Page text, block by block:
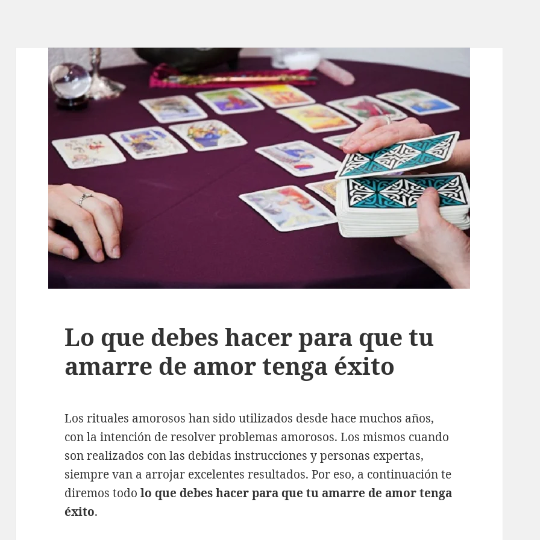
Lo que debes hacer para que tu
amarre de amor tenga éxito
Los rituales amorosos han sido utilizados desde hace muchos años,
con la intención de resolver problemas amorosos. Los mismos cuando
son realizados con las debidas instrucciones y personas expertas,
siempre van a arrojar excelentes resultados. Por eso, a continuación te
diremos todolo que debes hacer para que tu amarre de amor tenga
éxito.